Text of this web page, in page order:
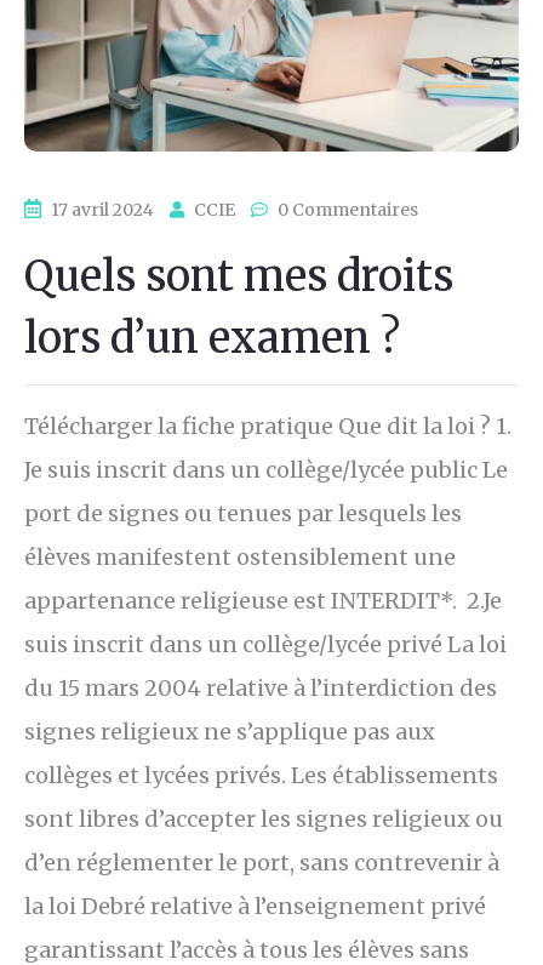
17 avril 2024 CCIE 0 Commentaires
Quels sont mes droits
lors d’un examen ?
Télécharger la fiche pratique Que dit la loi ? 1.
Je suis inscrit dans un collège/lycée public Le
port de signes ou tenues par lesquels les
élèves manifestent ostensiblement une
appartenance religieuse est INTERDIT*. 2.Je
suis inscrit dans un collège/lycée privé La loi
du 15 mars 2004 relative à l’interdiction des
signes religieux ne s’applique pas aux
collèges et lycées privés. Les établissements
sont libres d’accepter les signes religieux ou
d’en réglementer le port, sans contrevenir à
la loi Debré relative à l’enseignement privé
garantissant l’accès à tous les élèves sans